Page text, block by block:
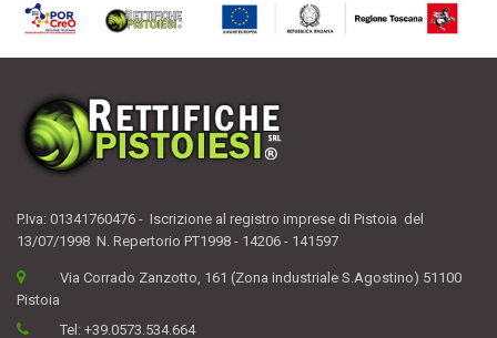
P.Iva: 01341760476 - Iscrizione al registro imprese di Pistoia del
13/07/1998 N. Repertorio PT1998 - 14206 - 141597
Via Corrado Zanzotto, 161 (Zona industriale S.Agostino) 51100
Pistoia
Tel:+39.0573.534.664